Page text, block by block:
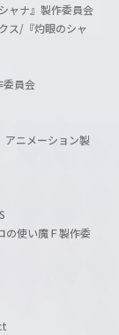
ャナ』製作委員会
ス/『灼眼のシャ
員会
ニメーション製
の使い魔Ｆ製作委